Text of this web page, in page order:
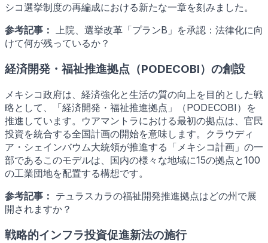
シコ選挙制度の再編成における新たな一章を刻みました。
参考記事： 上院、選挙改革「プランB」を承認：法律化に向
けて何が残っているか？
経済開発・福祉推進拠点（PODECOBI）の創設
メキシコ政府は、経済強化と生活の質の向上を目的とした戦
略として、「経済開発・福祉推進拠点」（PODECOBI）を
推進しています。ウアマントラにおける最初の拠点は、官民
投資を統合する全国計画の開始を意味します。クラウディ
ア・シェインバウム大統領が推進する「メキシコ計画」の一
部であるこのモデルは、国内の様々な地域に15の拠点と100
の工業団地を配置する構想です。
参考記事： テュラスカラの福祉開発推進拠点はどの州で展
開されますか？
戦略的インフラ投資促進新法の施行